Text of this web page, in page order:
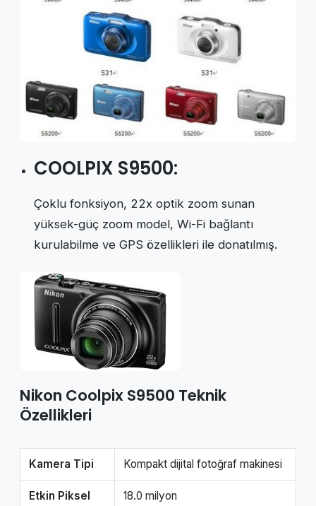
COOLPIX S9500:
Çoklu fonksiyon, 22x optik zoom sunan
yüksek-güç zoom model, Wi-Fi bağlantı
kurulabilme ve GPS özellikleri ile donatılmış.
Nikon Coolpix S9500 Teknik
Özellikleri
Kamera Tipi Kompakt dijital fotoğraf makinesi
Etkin Piksel
18.0 milyon